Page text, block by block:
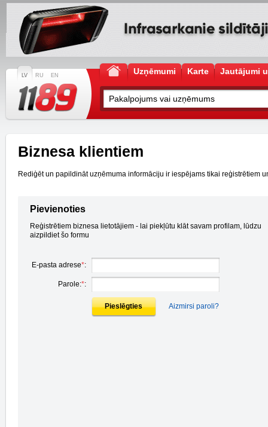
LV RU EN Uzņēmumi Karte Jautājumi
Biznesa klientiem
Rediģēt un papildināt uzņēmuma informāciju ir iespējams tikai reģistrētiem
Pievienoties
Reģistrētiem biznesa lietotājiem - lai piekļūtu klāt savam profilam, lūdzu
aizpildiet šo formu
E-pasta adrese*:
Parole:*:
Pieslēgties Aizmirsi paroli?